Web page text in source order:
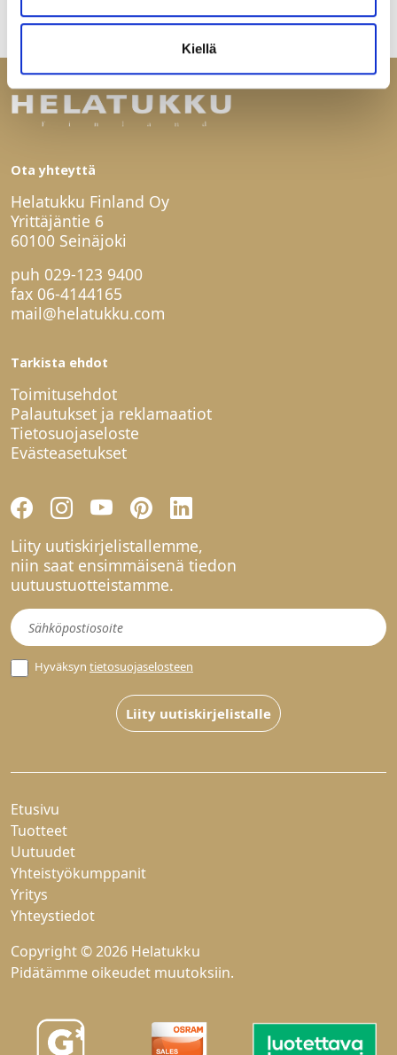
Kiellä
Ota yhteyttä
Helatukku Finland Oy
Yrittäjäntie 6
60100 Seinäjoki
puh 029-123 9400
fax 06-4144165
mail@helatukku.com
Tarkista ehdot
Toimitusehdot
Palautukset ja reklamaatiot
Tietosuojaseloste
Evästeasetukset
Liity uutiskirjelistallemme,
niin saat ensimmäisenä tiedon
uutuustuotteistamme.
Uutiskirje
Hyväksyn tietosuojaselosteen
Liity uutiskirjelistalle
Etusivu
Tuotteet
Uutuudet
Yhteistyökumppanit
Yritys
Yhteystiedot
Copyright © 2026 Helatukku
Pidätämme oikeudet muutoksiin.